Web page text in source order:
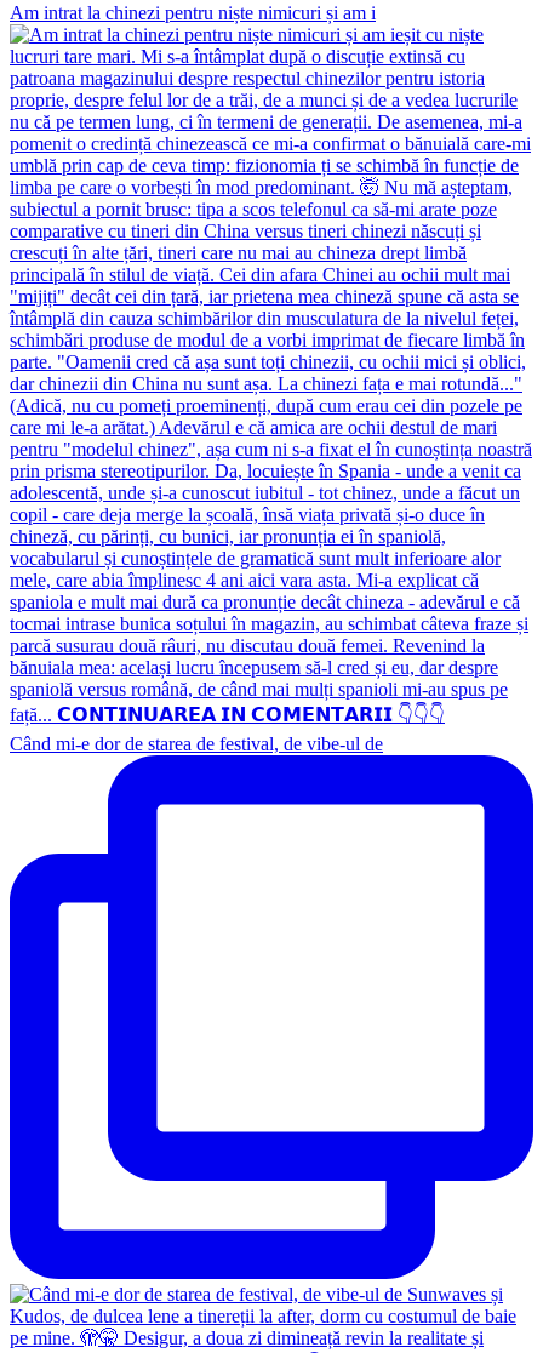
Am intrat la chinezi pentru niște nimicuri și am i
Când mi-e dor de starea de festival, de vibe-ul de